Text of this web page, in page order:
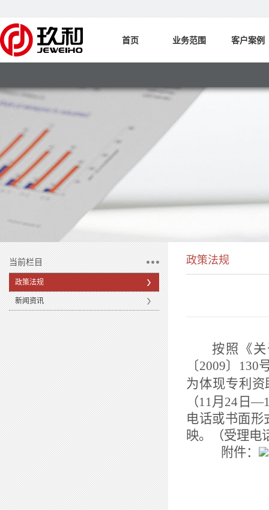
首页 业务范围 客户案例
当前栏目
政策法规
新闻资讯
政策法规
按照《
〔2009〕 130
为体现专利
（11月 24 日—
电话或书面
映。（受理电
附件：